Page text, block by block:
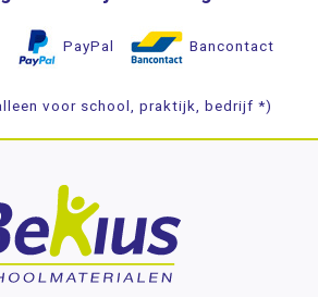
PayPal Bancontact
voor school, praktijk, bedrijf *)